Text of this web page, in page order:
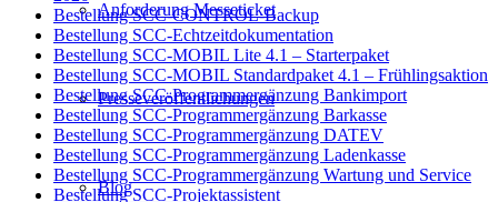
Anforderung Messeticket
Presseveröffentlichungen
Blog
Bestellung SCC-CONTROL-Backup
Bestellung SCC-Echtzeitdokumentation
Bestellung SCC-MOBIL Lite 4.1 – Starterpaket
Bestellung SCC-MOBIL Standardpaket 4.1 – Frühlingsaktion
Bestellung SCC-Programmergänzung Bankimport
Bestellung SCC-Programmergänzung Barkasse
Bestellung SCC-Programmergänzung DATEV
Bestellung SCC-Programmergänzung Ladenkasse
Bestellung SCC-Programmergänzung Wartung und Service
Bestellung SCC-Projektassistent